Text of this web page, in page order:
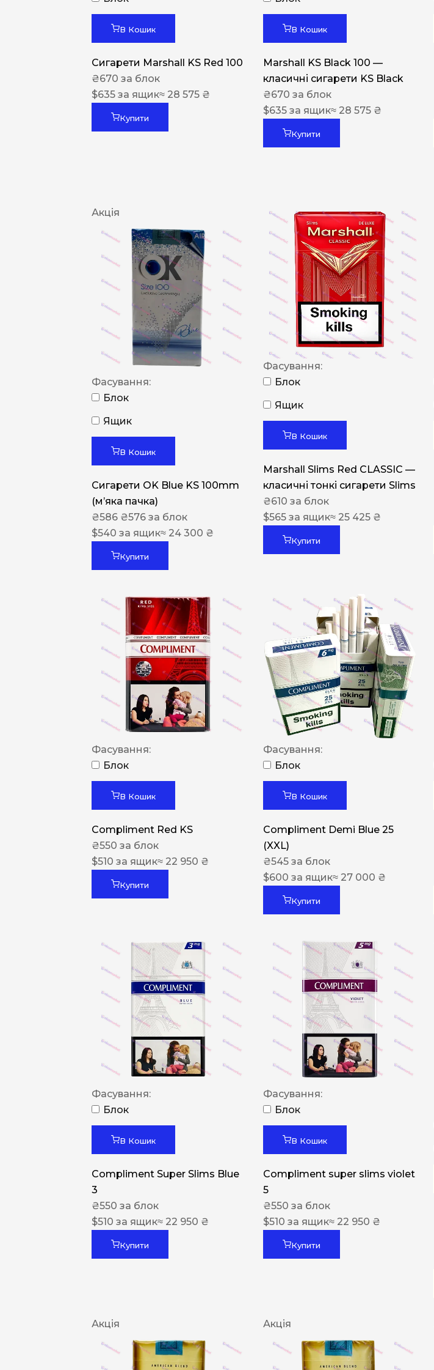
Nistru
Focus
De Santis
MONUS
NERO
NERO
Гуцульскі
Italian Blend 821
Arizona
Cigaronne
Сигарети LD
В Кошик
Сигарети Marshall KS Red 100
₴670 за блок
$635 за ящик≈ 28 575 ₴
Купити
В Кошик
Marshall KS Black 100 —
класичні сигарети KS Black
₴670 за блок
$635 за ящик≈ 28 575 ₴
Купити
Акція
Фасування:
Блок
Ящик
В Кошик
Сигарети OK Blue KS 100mm
(м’яка пачка)
₴586 ₴576 за блок
$540 за ящик≈ 24 300 ₴
Купити
Фасування:
Блок
Ящик
В Кошик
Marshall Slims Red CLASSIC —
класичні тонкі сигарети Slims
₴610 за блок
$565 за ящик≈ 25 425 ₴
Купити
Фасування:
Блок
В Кошик
Compliment Red KS
₴550 за блок
$510 за ящик≈ 22 950 ₴
Купити
Фасування:
Блок
В Кошик
Compliment Demi Blue 25
(XXL)
₴545 за блок
$600 за ящик≈ 27 000 ₴
Купити
Фасування:
Блок
В Кошик
Compliment Super Slims Blue
3
₴550 за блок
$510 за ящик≈ 22 950 ₴
Купити
Фасування:
Блок
В Кошик
Compliment super slims violet
5
₴550 за блок
$510 за ящик≈ 22 950 ₴
Купити
Акція Акція